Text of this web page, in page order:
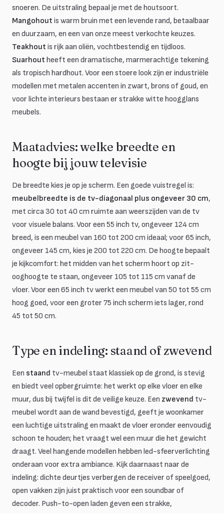
snoeren. De uitstraling bepaal je met de houtsoort.
Mangohout is warm bruin met een levende rand, betaalbaar
en duurzaam, en een van onze meest verkochte keuzes.
Teakhout is rijk aan oliën, vochtbestendig en tijdloos.
Suarhout heeft een dramatische, marmerachtige tekening
als tropisch hardhout. Voor een stoere look zijn er industriële
modellen met metalen accenten in zwart, brons of goud, en
voor lichte interieurs bestaan er strakke witte hoogglans
meubels.
Maatadvies: welke breedte en
hoogte bij jouw televisie
De breedte kies je op je scherm. Een goede vuistregel is:
meubelbreedte is de tv-diagonaal plus ongeveer 30 cm,
met circa 30 tot 40 cm ruimte aan weerszijden van de tv
voor visuele balans. Voor een 55 inch tv, ongeveer 124 cm
breed, is een meubel van 160 tot 200 cm ideaal; voor 65 inch,
ongeveer 145 cm, kies je 200 tot 220 cm. De hoogte bepaalt
je kijkcomfort: het midden van het scherm hoort op zit-
ooghoogte te staan, ongeveer 105 tot 115 cm vanaf de
vloer. Voor een 65 inch tv werkt een meubel van 50 tot 55 cm
hoog goed, voor een groter 75 inch scherm iets lager, rond
45 tot 50 cm.
Type en indeling: staand of zwevend
Een staand tv-meubel staat klassiek op de grond, is stevig
en biedt veel opbergruimte: het werkt op elke vloer en elke
muur, dus bij twijfel is dit de veilige keuze. Een zwevend tv-
meubel wordt aan de wand bevestigd, geeft je woonkamer
een luchtige uitstraling en maakt de vloer eronder eenvoudig
schoon te houden; het vraagt wel een muur die het gewicht
draagt. Veel hangende modellen hebben led-sfeerverlichting
onderaan voor extra ambiance. Kijk daarnaast naar de
indeling: dichte deurtjes verbergen de receiver of speelgoed,
open vakken zijn juist praktisch voor een soundbar of
decoder. Push-to-open laden geven een strakke,